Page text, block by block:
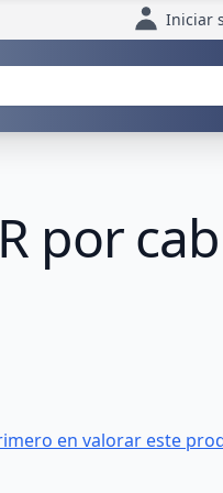
Iniciar
por
en valorar este